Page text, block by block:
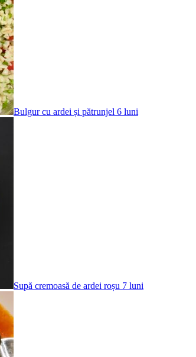
Bulgur cu ardei și pătrunjel 6 luni
Supă cremoasă de ardei roșu 7 luni